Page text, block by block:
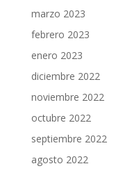
marzo 2023
febrero 2023
enero 2023
diciembre 2022
noviembre 2022
octubre 2022
septiembre 2022
agosto 2022